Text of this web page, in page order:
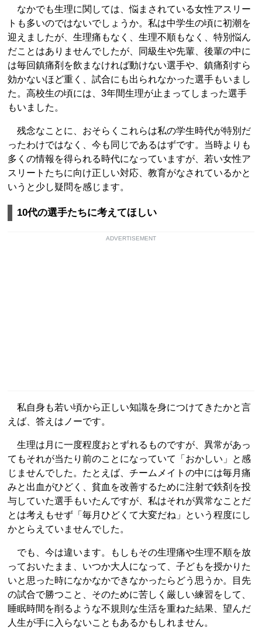
なかでも生理に関しては、悩まされている女性アスリー
トも多いのではないでしょうか。私は中学生の頃に初潮を
迎えましたが、生理痛もなく、生理不順もなく、特別悩ん
だことはありませんでしたが、同級生や先輩、後輩の中に
は毎回鎮痛剤を飲まなければ動けない選手や、鎮痛剤すら
効かないほど重く、試合にも出られなかった選手もいまし
た。高校生の頃には、3年間生理が止まってしまった選手
もいました。
残念なことに、おそらくこれらは私の学生時代が特別だ
ったわけではなく、今も同じであるはずです。当時よりも
多くの情報を得られる時代になっていますが、若い女性ア
スリートたちに向け正しい対応、教育がなされているかと
いうと少し疑問を感じます。
10代の選手たちに考えてほしい
ADVERTISEMENT
私自身も若い頃から正しい知識を身につけてきたかと言
えば、答えはノーです。
生理は月に一度程度おとずれるものですが、異常があっ
てもそれが当たり前のことになっていて「おかしい」と感
じませんでした。たとえば、チームメイトの中には毎月痛
みと出血がひどく、貧血を改善するために注射で鉄剤を投
与していた選手もいたんですが、私はそれが異常なことだ
とは考えもせず「毎月ひどくて大変だね」という程度にし
かとらえていませんでした。
でも、今は違います。もしもその生理痛や生理不順を放
っておいたまま、いつか大人になって、子どもを授かりた
いと思った時になかなかできなかったらどう思うか。目先
の試合で勝つこと、そのために苦しく厳しい練習をして、
睡眠時間を削るような不規則な生活を重ねた結果、望んだ
人生が手に入らないこともあるかもしれません。